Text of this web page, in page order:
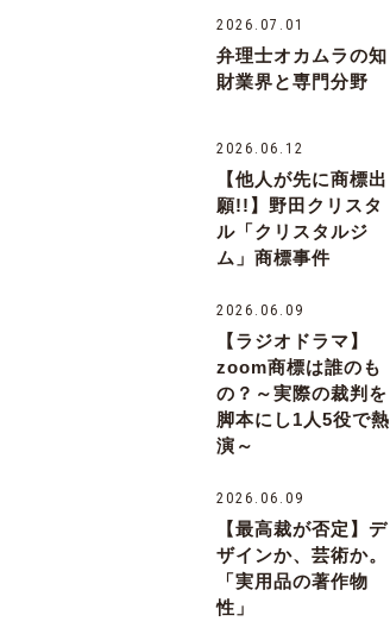
2026.07.01
弁理士オカムラの知
財業界と専門分野
2026.06.12
【他人が先に商標出
願!!】野田クリスタ
ル「クリスタルジ
ム」商標事件
2026.06.09
【ラジオドラマ】
zoom商標は誰のも
の？～実際の裁判を
脚本にし1人5役で熱
演～
2026.06.09
【最高裁が否定】デ
ザインか、芸術か。
「実用品の著作物
性」